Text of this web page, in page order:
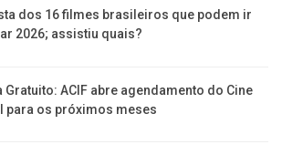
dos 16 filmes brasileiros que podem ir
2026; assistiu quais?
Gratuito: ACIF abre agendamento do Cine
para os próximos meses